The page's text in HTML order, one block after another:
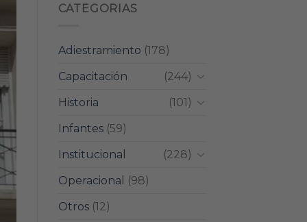
CATEGORIAS
Adiestramiento (178)
Capacitación
(244)
Historia
(101)
Infantes(59)
Institucional
(228)
Operacional
(98)
Otros(12)